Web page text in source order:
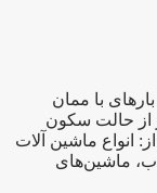
و با سرعت ثابت 2- بارهای با ممان
بار از حالت سکون
انواع ماشین آلات
ماشین‌های